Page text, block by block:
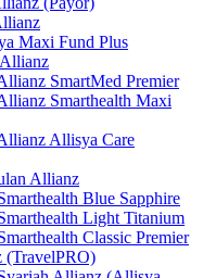
Maxi Fund Plus
SmartMed Premier
Smarthealth Maxi
Allisya Care
Allianz
Blue Sapphire
Light Titanium
Classic Premier
(TravelPRO)